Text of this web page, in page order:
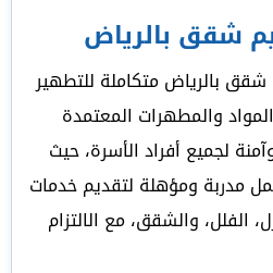
شقق بالرياض
بالرياض متكاملة للتطهير
والمطهرات المعتمدة
لجميع أفراد الأسرة، حيث
مدربة ومؤهلة لتقديم خدمات
الفلل، والشقق، مع الالتزام